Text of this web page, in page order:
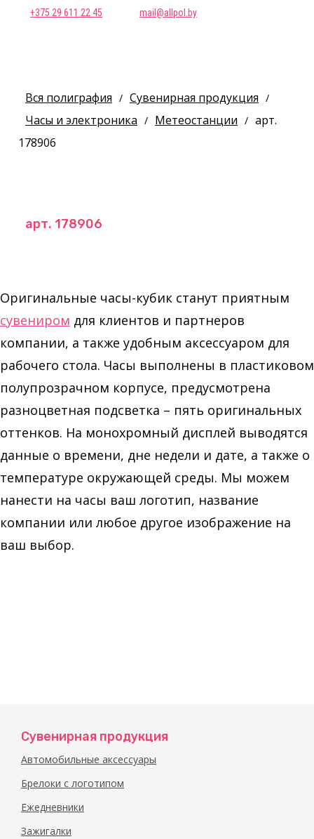
+375 29 611 22 45 mail@allpol.by
Вся полиграфия / Сувенирная продукция /
Часы и электроника / Метеостанции / арт.
178906
арт. 178906
Оригинальные часы-кубик станут приятным
сувениром для клиентов и партнеров
компании, а также удобным аксессуаром для
рабочего стола. Часы выполнены в пластиковом
полупрозрачном корпусе, предусмотрена
разноцветная подсветка – пять оригинальных
оттенков. На монохромный дисплей выводятся
данные о времени, дне недели и дате, а также о
температуре окружающей среды. Мы можем
нанести на часы ваш логотип, название
компании или любое другое изображение на
ваш выбор.
Сувенирная продукция
Автомобильные аксессуары
Брелоки с логотипом
Ежедневники
Зажигалки